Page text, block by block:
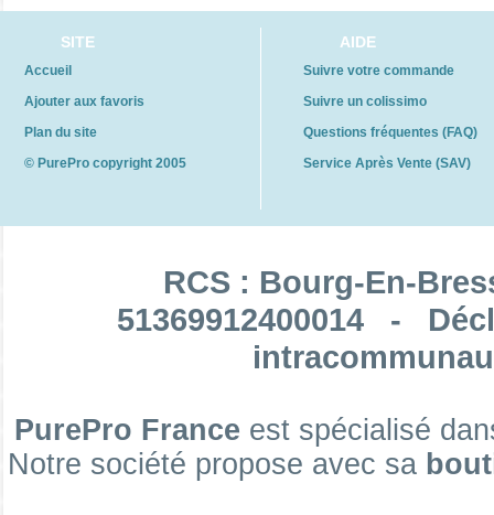
SITE AIDE
Accueil
Ajouter aux favoris
Plan du site
© PurePro copyright 2005
Suivre votre commande
Suivre un colissimo
Questions fréquentes (FAQ)
Service Après Vente (SAV)
RCS : Bourg-En-
51369912400014 -
PurePro France est spécialisé
Notre société propose avec sa